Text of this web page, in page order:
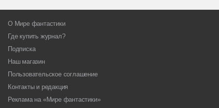
О Мире фантастики
Где купить журнал?
Подписка
Наш магазин
Пользовательское соглашение
Контакты и редакция
Реклама на «Мире фантастики»